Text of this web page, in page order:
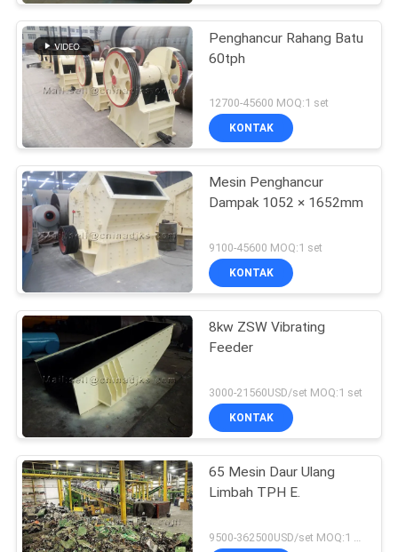
Penghancur Rahang Batu
60tph
12700-45600 MOQ:1 set
KONTAK
Mesin Penghancur
Dampak 1052 × 1652mm
9100-45600 MOQ:1 set
KONTAK
8kw ZSW Vibrating
Feeder
3000-21560USD/set MOQ:1 set
KONTAK
65 Mesin Daur Ulang
Limbah TPH E.